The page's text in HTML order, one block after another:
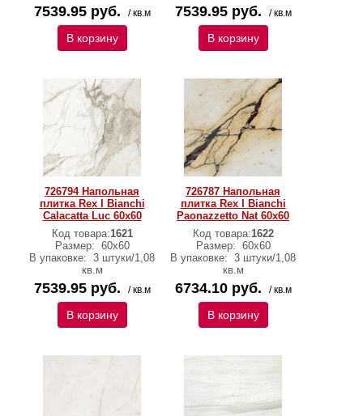
7539.95 руб. / кв.м
В корзину
7539.95 руб. / кв.м
В корзину
726794 Напольная
плитка Rex I Bianchi
Calacatta Luc 60x60
Код товара:1621
Размер: 60х60
В упаковке: 3 штуки/1,08
кв.м
7539.95 руб. / кв.м
В корзину
726787 Напольная
плитка Rex I Bianchi
Paonazzetto Nat 60x60
Код товара:1622
Размер: 60х60
В упаковке: 3 штуки/1,08
кв.м
6734.10 руб. / кв.м
В корзину